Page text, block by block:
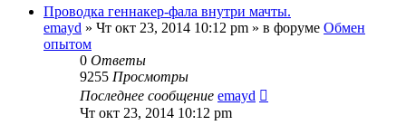
Проводка геннакер-фала внутри мачты.
emayd » Чт окт 23, 2014 10:12 pm » в форуме Обмен
опытом
0 Ответы
9255 Просмотры
Последнее сообщение emayd
Чт окт 23, 2014 10:12 pm